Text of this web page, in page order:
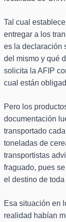
Tal cual
entregar a los
es la declaración
del mismo y qué
solicita la AFIP
cual están
Pero los
documentación
transportado
toneladas de
transportistas
fraguado, pues
el destino de
Esa situación en
realidad habían